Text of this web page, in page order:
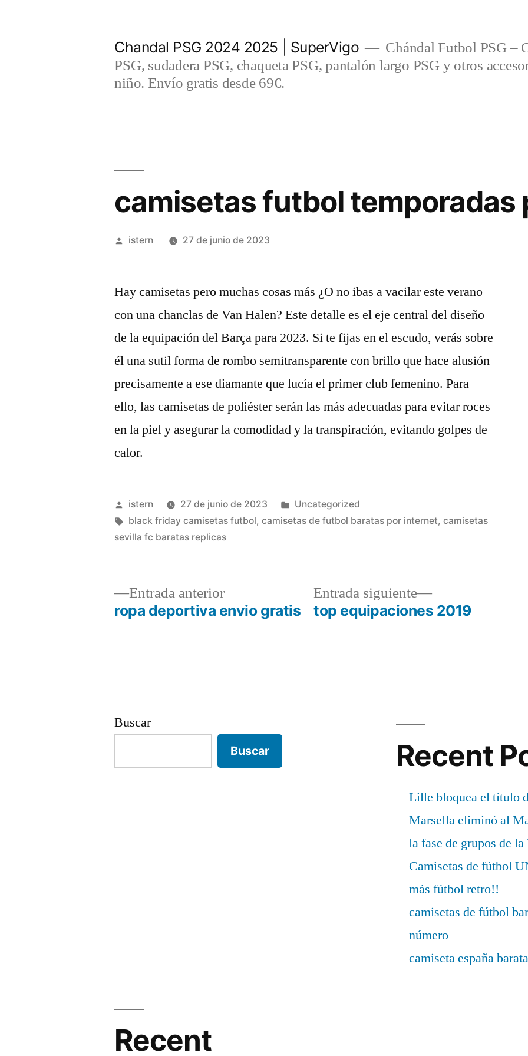
Chandal PSG 2024 2025 | SuperVigo
Chándal Futbol PSG –
PSG, sudadera PSG, chaqueta PSG, pantalón largo PSG y otros
niño. Envío gratis desde 69€.
camisetas futbol temporadas
Publicado
istern 27 de junio de 2023
Hay camisetas pero muchas cosas más ¿O no ibas a vacilar este verano
con una chanclas de Van Halen? Este detalle es el eje central del diseño
de la equipación del Barça para 2023. Si te fijas en el escudo, verás sobre
él una sutil forma de rombo semitransparente con brillo que hace alusión
precisamente a ese diamante que lucía el primer club femenino. Para
ello, las camisetas de poliéster serán las más adecuadas para evitar roces
en la piel y asegurar la comodidad y la transpiración, evitando golpes de
calor.
Publicado
por
istern 27 de junio de 2023
Publicado
en
Uncategorized
Etiquetas:
black friday camisetas futbol,camisetas de futbol baratas por internet,camisetas
sevilla fc baratas replicas
Navegación
Entrada anteriorEntrada
anterior:
ropa deportiva envio gratis
Entrada siguiente
Entrada
siguiente:
top equipaciones 2019
Buscar
Buscar Recent
Lille bloquea el título
Marsella eliminó al
la fase de grupos de
Camisetas de fútbol
más fútbol retro!!
camisetas de fútbol
número
camiseta españa barata
Recent